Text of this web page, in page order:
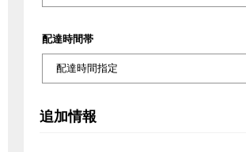
配達時間帯
追加情報